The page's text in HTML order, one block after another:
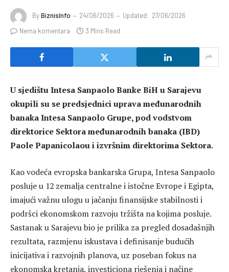
ByBiznisInfo 24/06/2026 Updated: 27/06/2026
Nema komentara
3 Mins Read
U sjedištu Intesa Sanpaolo Banke BiH u Sarajevu
okupili su se predsjednici uprava međunarodnih
banaka Intesa Sanpaolo Grupe, pod vodstvom
direktorice Sektora međunarodnih banaka (IBD)
Paole Papanicolaou i izvršnim direktorima Sektora.
Kao vodeća evropska bankarska Grupa, Intesa Sanpaolo
posluje u 12 zemalja centralne i istočne Evrope i Egipta,
imajući važnu ulogu u jačanju finansijske stabilnosti i
podršci ekonomskom razvoju tržišta na kojima posluje.
Sastanak u Sarajevu bio je prilika za pregled dosadašnjih
rezultata, razmjenu iskustava i definisanje budućih
inicijativa i razvojnih planova, uz poseban fokus na
ekonomska kretanja, investiciona rješenja i načine